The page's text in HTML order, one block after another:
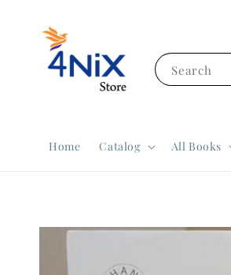
Search
Home Catalog All Books